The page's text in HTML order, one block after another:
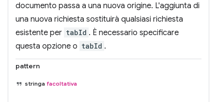
documento passa a una nuova origine. L'aggiunta di
una nuova richiesta sostituirà qualsiasi richiesta
esistente per tabId . È necessario specificare
questa opzione o tabId .
pattern
stringa facoltativa